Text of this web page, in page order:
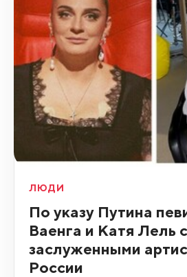
ЛЮДИ
По указу Путина
Ваенга и Катя Лель
заслуженными
России